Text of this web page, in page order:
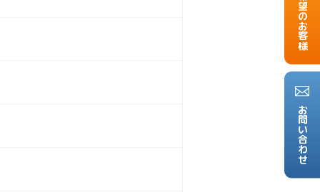
お問い合わせ